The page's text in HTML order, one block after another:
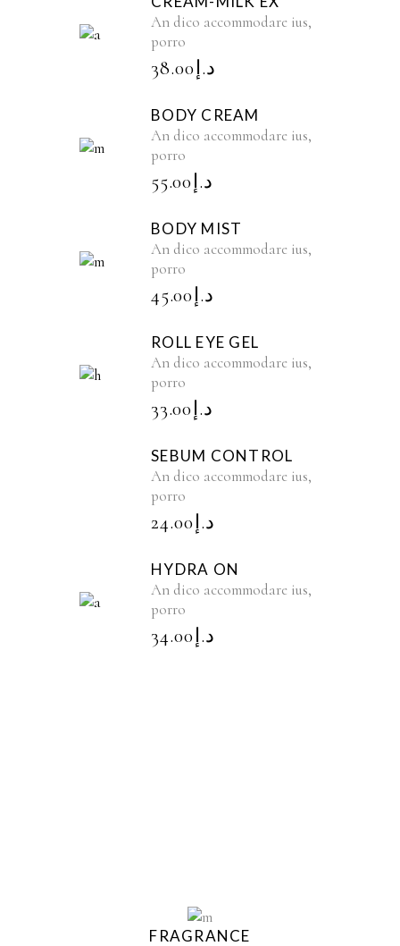
An dico accommodare ius,
porro
د.إ38.00
BODY CREAM
An dico accommodare ius,
porro
د.إ55.00
BODY MIST
An dico accommodare ius,
porro
د.إ45.00
ROLL EYE GEL
An dico accommodare ius,
porro
د.إ33.00
SEBUM CONTROL
An dico accommodare ius,
porro
د.إ24.00
HYDRA ON
An dico accommodare ius,
porro
د.إ34.00
FRAGRANCE